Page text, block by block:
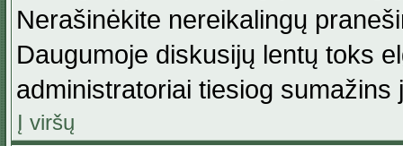
Nerašinėkite nereikalingų
Daugumoje diskusijų lentų toks
administratoriai tiesiog
Į viršų